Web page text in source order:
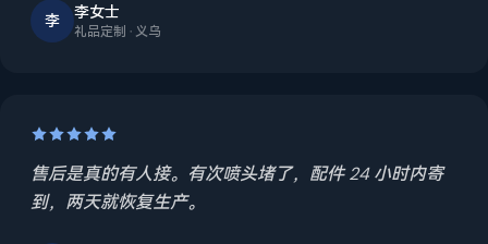
李 李女士
礼品定制 · 义乌
售后是真的有人接。有次喷头堵了，配件 24 小时内寄
到，两天就恢复生产。